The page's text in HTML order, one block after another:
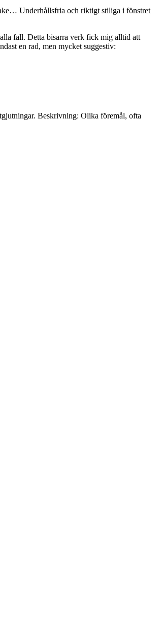
Underhållsfria och riktigt stiliga i fönstret
fall. Detta bisarra verk fick mig alltid att
en rad, men mycket suggestiv:
Beskrivning: Olika föremål, ofta